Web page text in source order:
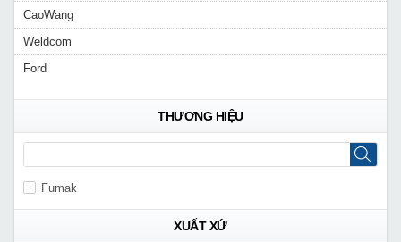
CaoWang
Weldcom
Ford
THƯƠNG HIỆU
Fumak
XUẤT XỨ